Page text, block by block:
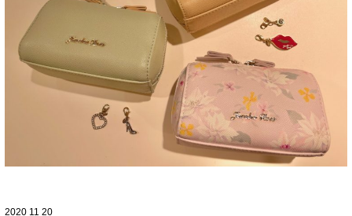
2020 11 20